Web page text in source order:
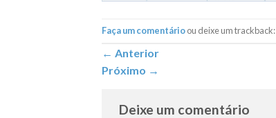
Faça um comentárioou deixe um trackback:
← Anterior
Próximo →
Deixe um comentário